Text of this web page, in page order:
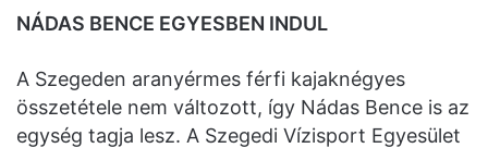
NÁDAS BENCE EGYESBEN INDUL
A Szegeden aranyérmes férfi kajaknégyes
összetétele nem változott, így Nádas Bence is az
egység tagja lesz. A Szegedi Vízisport Egyesület